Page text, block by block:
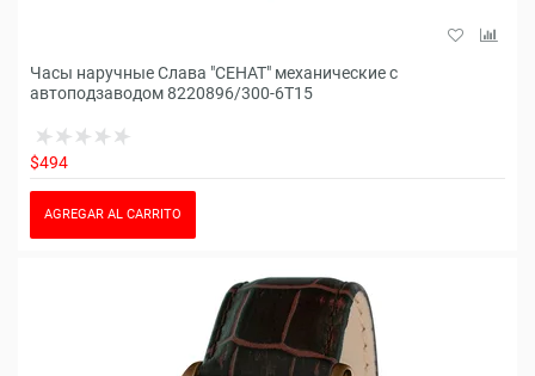
Часы наручные Слава "СЕНАТ" механические с
автоподзаводом 8220896/300-6T15
$494
AGREGAR AL CARRITO